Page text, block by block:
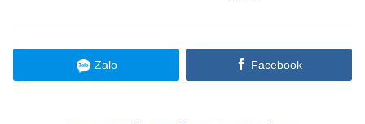
Zalo Facebook